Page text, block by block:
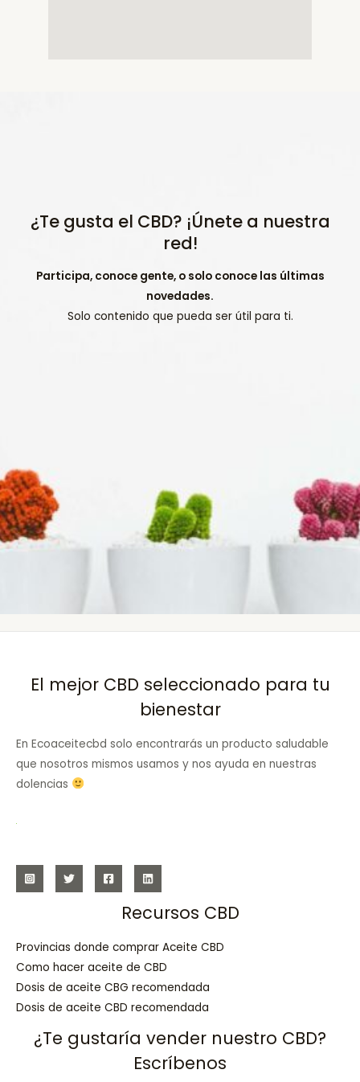
¿Te gusta el CBD? ¡Únete a nuestra
red!
Participa, conoce gente, o solo conoce las últimas
novedades.
Solo contenido que pueda ser útil para ti.
El mejor CBD seleccionado para tu
bienestar
En Ecoaceitecbd solo encontrarás un producto saludable
que nosotros mismos usamos y nos ayuda en nuestras
dolencias
Recursos CBD
Provincias donde comprar Aceite CBD
Como hacer aceite de CBD
Dosis de aceite CBG recomendada
Dosis de aceite CBD recomendada
¿Te gustaría vender nuestro CBD?
Escríbenos